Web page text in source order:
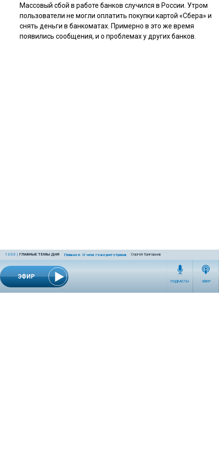
ЭФИР
12:03 | ГЛАВНЫЕ ТЕМЫ ДНЯ Главное. О чем говорит страна Сергей Григорьев
ПОДКАСТЫ ЭФИР
Массовый сбой в работе банков случился в России. Утром
пользователи не могли оплатить покупки картой «Сбера» и
снять деньги в банкоматах. Примерно в это же время
появились сообщения, и о проблемах у других банков.